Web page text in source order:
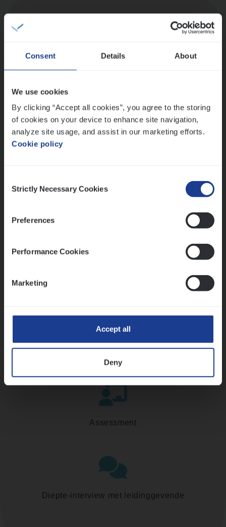
Consent Details About
We use cookies
By clicking “Accept all cookies”, you agree to the storing
of cookies on your device to enhance site navigation,
analyze site usage, and assist in our marketing efforts.
Cookie policy
Selection
Strictly Necessary Cookies
Preferences
Performance Cookies
Marketing
Accept all
Deny
Insu­ran­ce Bro­kerKMO
Sales Management
Antwerpen
Lees onze verhalen
Meer dan collega’s: hoe Julie en Aurélie elkaar
versterken
Mathias houdt van diepgaande dossiers én droge
Kennismaking met HR
Assessment
Diepte-interview met leidinggevende